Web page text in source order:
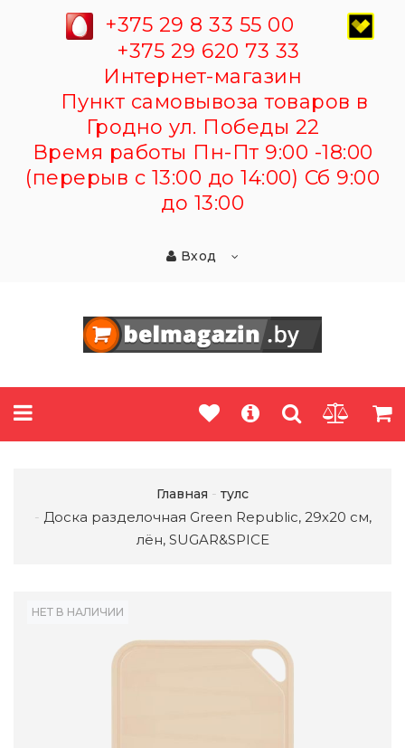
+375 29 8 33 55 00
+375 29 620 73 33
Интернет-магазин
Пункт самовывоза товаров в
Гродно ул. Победы 22
Время работы Пн-Пт 9:00 -18:00
(перерыв с 13:00 до 14:00) Сб 9:00
до 13:00
Вход
Главная тулс
Доска разделочная Green Republic, 29х20 см,
лён, SUGAR&SPICE
НЕТ В НАЛИЧИИ